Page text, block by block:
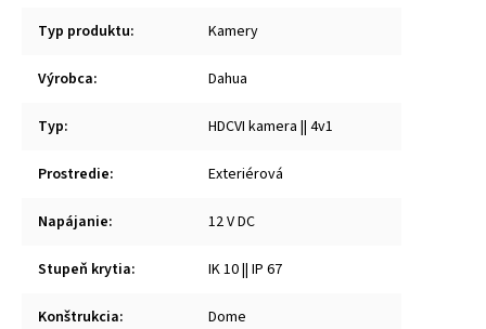
Typ produktu: Kamery
Výrobca: Dahua
Typ: HDCVI kamera || 4v1
Prostredie: Exteriérová
Napájanie: 12 V DC
Stupeň krytia: IK 10 || IP 67
Konštrukcia: Dome